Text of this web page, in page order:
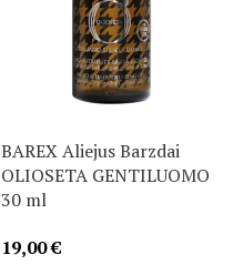
BAREX Aliejus Barzdai
OLIOSETA GENTILUOMO
30 ml
19,00€